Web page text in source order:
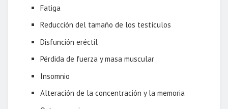
Fatiga
Reducción del tamaño de los testículos
Disfunción eréctil
Pérdida de fuerza y masa muscular
Insomnio
Alteración de la concentración y la memoria